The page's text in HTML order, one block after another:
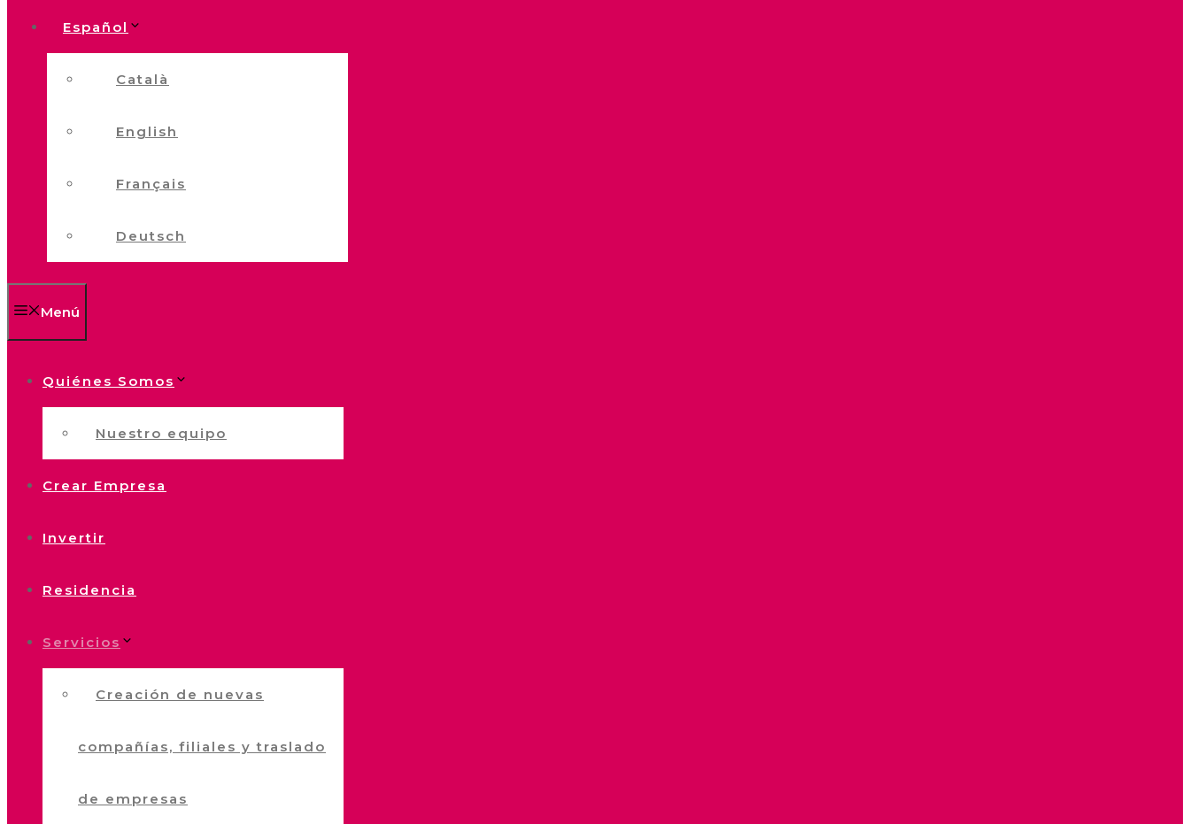
Español
Català
English
Français
Deutsch
Menú
Quiénes Somos
Nuestro equipo
Crear Empresa
Invertir
Residencia
Servicios
Creación de nuevas
compañías, filiales y traslado
de empresas